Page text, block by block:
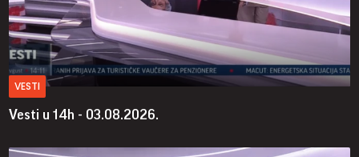
VESTI
Vesti u 14h - 03.08.2026.